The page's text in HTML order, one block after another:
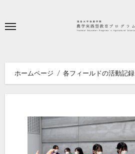
ホームページ 各フィールドの活動記録